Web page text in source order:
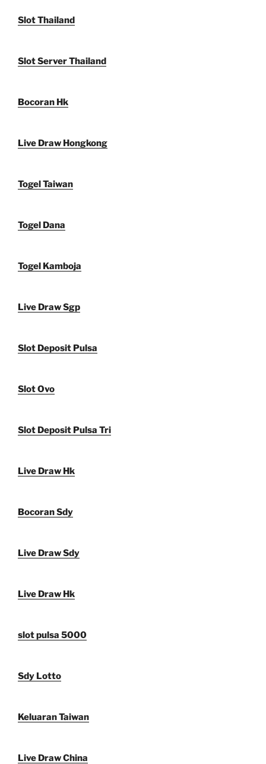
Slot Thailand
Slot Server Thailand
Bocoran Hk
Live Draw Hongkong
Togel Taiwan
Togel Dana
Togel Kamboja
Live Draw Sgp
Slot Deposit Pulsa
Slot Ovo
Slot Deposit Pulsa Tri
Live Draw Hk
Bocoran Sdy
Live Draw Sdy
Live Draw Hk
slot pulsa 5000
Sdy Lotto
Keluaran Taiwan
Live Draw China